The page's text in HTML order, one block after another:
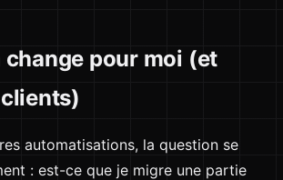
change pour moi (et
automatisations, la question se
: est-ce que je migre une partie